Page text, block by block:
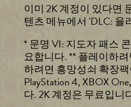
이미 2K 계정이 있다면
텐츠 메뉴에서 'DLC:
* 문명 VI: 지도자 패스
요합니다. ** 플레이하
하려면 흥망성쇠 확장
PlayStation 4, XBOX
다. 2K 계정은 무료입니